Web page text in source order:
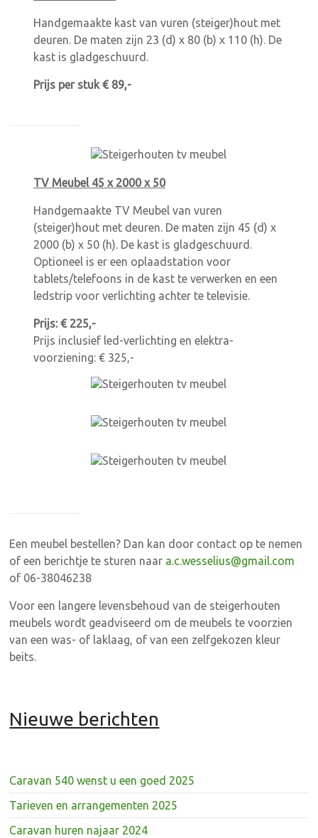
Handgemaakte kast van vuren (steiger)hout met
deuren. De maten zijn 23 (d) x 80 (b) x 110 (h). De
kast is gladgeschuurd.
Prijs per stuk € 89,-
TV Meubel 45 x 2000 x 50
Handgemaakte TV Meubel van vuren
(steiger)hout met deuren. De maten zijn 45 (d) x
2000 (b) x 50 (h). De kast is gladgeschuurd.
Optioneel is er een oplaadstation voor
tablets/telefoons in de kast te verwerken en een
ledstrip voor verlichting achter te televisie.
Prijs: € 225,-
Prijs inclusief led-verlichting en elektra-
voorziening: € 325,-
Een meubel bestellen? Dan kan door contact op te nemen
of een berichtje te sturen naar a.c.wesselius@gmail.com
of 06-38046238
Voor een langere levensbehoud van de steigerhouten
meubels wordt geadviseerd om de meubels te voorzien
van een was- of laklaag, of van een zelfgekozen kleur
beits.
Nieuwe berichten
Caravan 540 wenst u een goed 2025
Tarieven en arrangementen 2025
Caravan huren najaar 2024